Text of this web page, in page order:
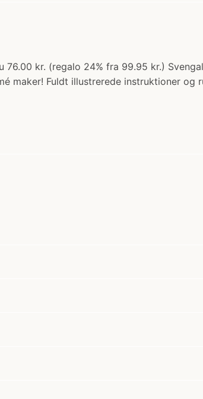
kr. (regalo 24% fra 99.95 kr.)
maker! Fuldt illustrerede instruktioner